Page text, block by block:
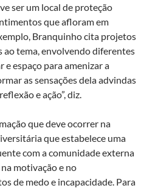
ser um local de proteção
que afloram em
Branquinho cita projetos
ao tema, envolvendo diferentes
e espaço para amenizar a
as sensações dela advindas
e ação”, diz.
que deve ocorrer na
que estabelece uma
com a comunidade externa
motivação e no
de medo e incapacidade. Para